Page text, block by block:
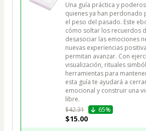
Una guía práctica y
quienes ya han perdonado
el peso del pasado. Este
cómo soltar los recuerdos
desasociar las emociones
nuevas experiencias
permitan avanzar. Con
visualización, rituales
herramientas para
esta guía te ayudará a
emocional y construir una
libre.
$42.31
65%
$15.00